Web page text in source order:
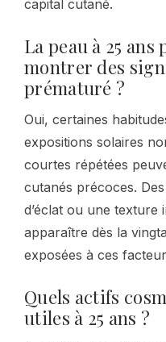
capital cutané.
La peau à 25
montrer des
prématuré ?
Oui, certaines
expositions solaires
courtes répétées
cutanés précoces.
d’éclat ou une texture
apparaître dès la
exposées à ces
Quels actifs
utiles à 25 ans ?